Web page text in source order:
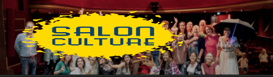
Aller
au
contenu
principal